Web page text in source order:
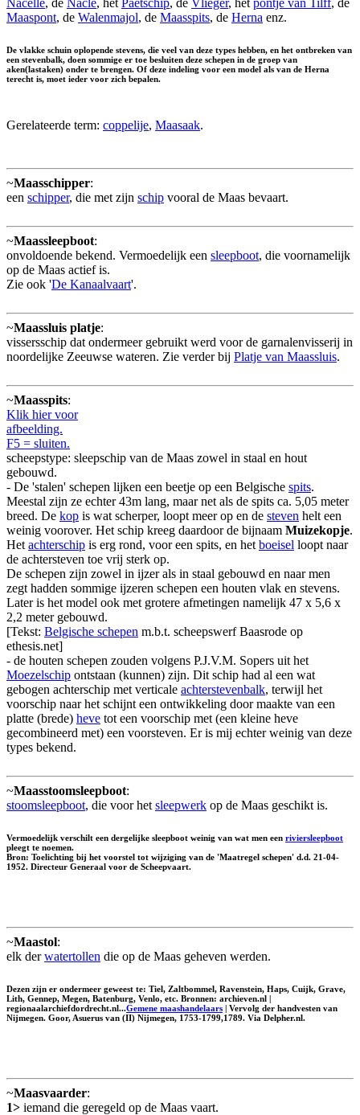
Maaspont, de Walenmajol, de Maasspits, de Herna enz.
De vlakke schuin oplopende stevens, die veel van deze types hebben, en het ontbreken van
een stevenbalk, doen sommige er toe besluiten deze schepen in de groep van
aken(lastaken) onder te brengen. Of deze indeling voor een model als van de Herna
terecht is, moet ieder voor zich bepalen.
Gerelateerde term: coppelije, Maasaak.
~Maasschipper:
een schipper, die met zijn schip vooral de Maas bevaart.
~Maassleepboot:
onvoldoende bekend. Vermoedelijk een sleepboot, die voornamelijk
op de Maas actief is.
Zie ook 'De Kanaalvaart'.
~Maassluis platje:
vissersschip dat ondermeer gebruikt werd voor de garnalenvisserij in
noordelijke Zeeuwse wateren. Zie verder bij Platje van Maassluis.
~Maasspits:
Klik hier voor
afbeelding.
F5 = sluiten.
scheepstype: sleepschip van de Maas zowel in staal en hout
gebouwd.
- De 'stalen' schepen lijken een beetje op een Belgische spits.
Meestal zijn ze echter 43m lang, maar net als de spits ca. 5,05 meter
breed. De kop is wat scherper, loopt meer op en de steven helt een
weinig voorover. Het schip kreeg daardoor de bijnaam Muizekopje.
Het achterschip is erg rond, voor een spits, en het boeisel loopt naar
de achtersteven toe vrij sterk op.
De schepen zijn zowel in ijzer als in staal gebouwd en naar men
zegt hadden sommige ijzeren schepen een houten vlak en stevens.
Later is het model ook met grotere afmetingen namelijk 47 x 5,6 x
2,2 meter gebouwd.
[Tekst: Belgische schepen m.b.t. scheepswerf Baasrode op
ethesis.net]
- de houten schepen zouden volgens P.J.V.M. Sopers uit het
Moezelschip ontstaan (kunnen) zijn. Dit schip had al een wat
gebogen achterschip met verticale achterstevenbalk, terwijl het
voorschip naar het schijnt een ontwikkeling door maakte van een
platte (brede) heve tot een voorschip met (een kleine heve
gecombineerd met) een voorsteven. Er is mij echter weinig van deze
types bekend.
~Maasstoomsleepboot:
stoomsleepboot, die voor het sleepwerk op de Maas geschikt is.
Vermoedelijk verschilt een dergelijke sleepboot weinig van wat men een riviersleepboot
pleegt te noemen.
Bron: Toelichting bij het voorstel tot wijziging van de 'Maatregel schepen' d.d. 21-04-
1952. Directeur Generaal voor de Scheepvaart.
~Maastol:
elk derwatertollen die op de Maas geheven werden.
Dezen zijn er ondermeer geweest te: Tiel, Zaltbommel, Ravenstein, Haps, Cuijk, Grave,
Lith, Gennep, Megen, Batenburg, Venlo, etc. Bronnen: archieven.nl |
regionaalarchiefdordrecht.nl...Gemene maashandelaars | Vervolg der handvesten van
Nijmegen. Goor, Asuerus van (II) Nijmegen, 1753-1799,1789. Via Delpher.nl.
~Maasvaarder:
1> iemand die geregeld op de Maas vaart.